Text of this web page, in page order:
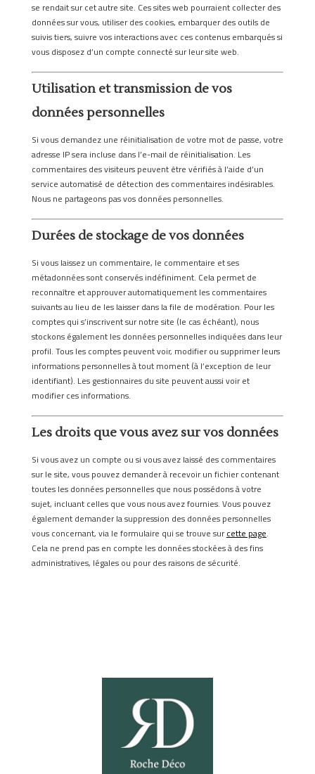
se rendait sur cet autre site. Ces sites web pourraient collecter des
données sur vous, utiliser des cookies, embarquer des outils de
suivis tiers, suivre vos interactions avec ces contenus embarqués si
vous disposez d’un compte connecté sur leur site web.
Utilisation et transmission de vos
données personnelles
Si vous demandez une réinitialisation de votre mot de passe, votre
adresse IP sera incluse dans l’e-mail de réinitialisation. Les
commentaires des visiteurs peuvent être vérifiés à l’aide d’un
service automatisé de détection des commentaires indésirables.
Nous ne partageons pas vos données personnelles.
Durées de stockage de vos données
Si vous laissez un commentaire, le commentaire et ses
métadonnées sont conservés indéfiniment. Cela permet de
reconnaître et approuver automatiquement les commentaires
suivants au lieu de les laisser dans la file de modération. Pour les
comptes qui s’inscrivent sur notre site (le cas échéant), nous
stockons également les données personnelles indiquées dans leur
profil. Tous les comptes peuvent voir, modifier ou supprimer leurs
informations personnelles à tout moment (à l’exception de leur
identifiant). Les gestionnaires du site peuvent aussi voir et
modifier ces informations.
Les droits que vous avez sur vos données
Si vous avez un compte ou si vous avez laissé des commentaires
sur le site, vous pouvez demander à recevoir un fichier contenant
toutes les données personnelles que nous possédons à votre
sujet, incluant celles que vous nous avez fournies. Vous pouvez
également demander la suppression des données personnelles
vous concernant, via le formulaire qui se trouve surcette page.
Cela ne prend pas en compte les données stockées à des fins
administratives, légales ou pour des raisons de sécurité.